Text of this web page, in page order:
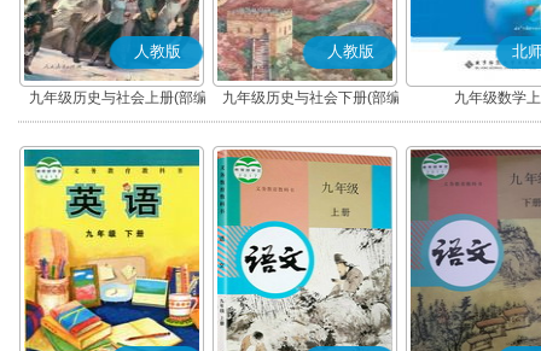
人教版
九年级历史与社会上册(部编
版)
人教版
九年级历史与社会下册(部编
版)
北
九年级数学